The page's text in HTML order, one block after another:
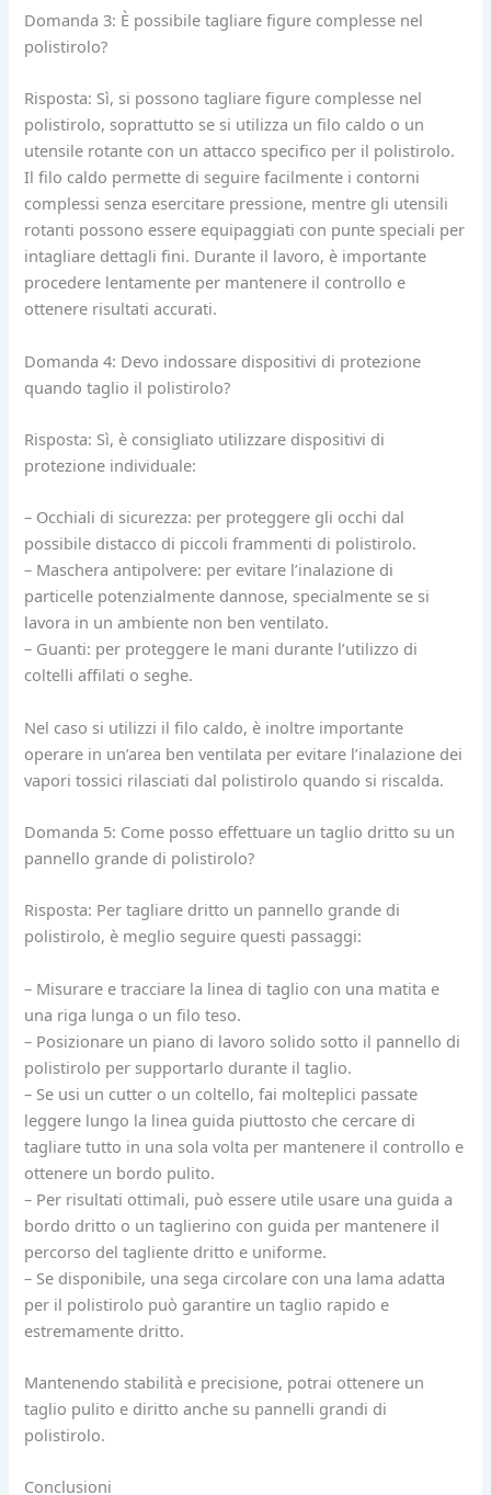
Domanda 3: È possibile tagliare figure complesse nel
polistirolo?
Risposta: Sì, si possono tagliare figure complesse nel
polistirolo, soprattutto se si utilizza un filo caldo o un
utensile rotante con un attacco specifico per il polistirolo.
Il filo caldo permette di seguire facilmente i contorni
complessi senza esercitare pressione, mentre gli utensili
rotanti possono essere equipaggiati con punte speciali per
intagliare dettagli fini. Durante il lavoro, è importante
procedere lentamente per mantenere il controllo e
ottenere risultati accurati.
Domanda 4: Devo indossare dispositivi di protezione
quando taglio il polistirolo?
Risposta: Sì, è consigliato utilizzare dispositivi di
protezione individuale:
– Occhiali di sicurezza: per proteggere gli occhi dal
possibile distacco di piccoli frammenti di polistirolo.
– Maschera antipolvere: per evitare l’inalazione di
particelle potenzialmente dannose, specialmente se si
lavora in un ambiente non ben ventilato.
– Guanti: per proteggere le mani durante l’utilizzo di
coltelli affilati o seghe.
Nel caso si utilizzi il filo caldo, è inoltre importante
operare in un’area ben ventilata per evitare l’inalazione dei
vapori tossici rilasciati dal polistirolo quando si riscalda.
Domanda 5: Come posso effettuare un taglio dritto su un
pannello grande di polistirolo?
Risposta: Per tagliare dritto un pannello grande di
polistirolo, è meglio seguire questi passaggi:
– Misurare e tracciare la linea di taglio con una matita e
una riga lunga o un filo teso.
– Posizionare un piano di lavoro solido sotto il pannello di
polistirolo per supportarlo durante il taglio.
– Se usi un cutter o un coltello, fai molteplici passate
leggere lungo la linea guida piuttosto che cercare di
tagliare tutto in una sola volta per mantenere il controllo e
ottenere un bordo pulito.
– Per risultati ottimali, può essere utile usare una guida a
bordo dritto o un taglierino con guida per mantenere il
percorso del tagliente dritto e uniforme.
– Se disponibile, una sega circolare con una lama adatta
per il polistirolo può garantire un taglio rapido e
estremamente dritto.
Mantenendo stabilità e precisione, potrai ottenere un
taglio pulito e diritto anche su pannelli grandi di
polistirolo.
Conclusioni